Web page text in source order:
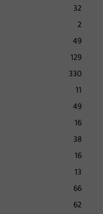
32
2
49
129
330
11
49
16
38
16
13
66
62